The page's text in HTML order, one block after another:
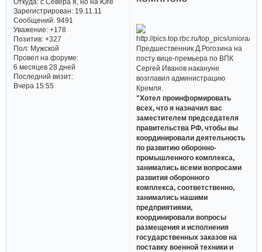
Откуда:с Севера я, но на Юге
Зарегистрирован: 19.11.11
Сообщений:9491
Уважение: +178
Позитив: +327
Пол:Мужской
Провел на форуме:
6 месяцев 28 дней
Последний визит:
Вчера 15:55
Предшественник Д.Рогозина на
посту вице-премьера по ВПК
Сергей Иванов накануне
возглавил администрацию
Кремля.
"Хотел проинформировать
всех, что я назначил вас
заместителем председателя
правительства РФ, чтобы вы
координировали деятельность
по развитию оборонно-
промышленного комплекса,
занимались всеми вопросами
развития оборонного
комплекса, соответственно,
занимались нашими
предприятиями,
координировали вопросы
размещения и исполнения
государственных заказов на
поставку военной техники и